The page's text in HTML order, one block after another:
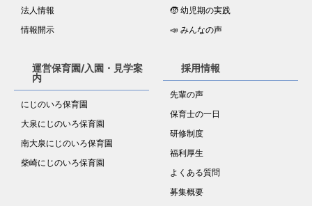
法人情報
情報開示
🧒 幼児期の実践
📣 みんなの声
運営保育園/入園・見学案
内
にじのいろ保育園
大泉にじのいろ保育園
南大泉にじのいろ保育園
柴崎にじのいろ保育園
採用情報
先輩の声
保育士の一日
研修制度
福利厚生
よくある質問
募集概要